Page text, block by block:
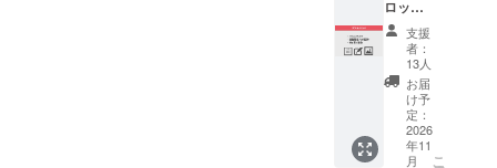
掲載
https://
grater-
records
.com/w
acompi
コンピ3
オフィ
セット
テープ
は再生
機器に
より、
再生ス
ピード
に誤差
が生じ
たメー
ルアド
レスに
送付致
しま
す。 ・
ワコン
ピ3の
CD(8曲
す。 ※
ゲスト
歌唱者
さまは
対象外
となり
ます。
アクリ
ルBOX
ロッ
ク】 ワ
コンピ3
のオリ
ジナル
アクリ
ルク
ロック
（200ｘ
支援
者：
13人
お届
け予
定：
2026
年11
月
こ